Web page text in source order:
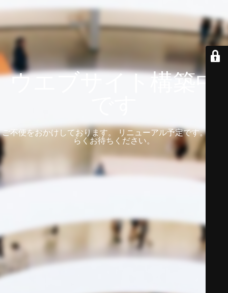
ウエブサイト構築中
ご不便をおかけしております。 リニューアル予定です。 しば
らくお待ちください。